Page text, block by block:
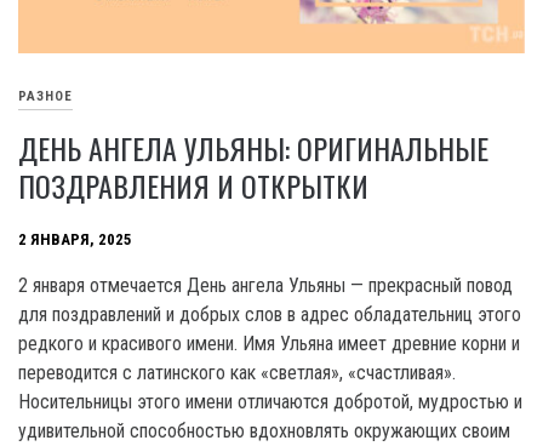
РАЗНОЕ
ДЕНЬ АНГЕЛА УЛЬЯНЫ: ОРИГИНАЛЬНЫЕ
ПОЗДРАВЛЕНИЯ И ОТКРЫТКИ
2 ЯНВАРЯ, 2025
2 января отмечается День ангела Ульяны — прекрасный повод
для поздравлений и добрых слов в адрес обладательниц этого
редкого и красивого имени. Имя Ульяна имеет древние корни и
переводится с латинского как «светлая», «счастливая».
Носительницы этого имени отличаются добротой, мудростью и
удивительной способностью вдохновлять окружающих своим